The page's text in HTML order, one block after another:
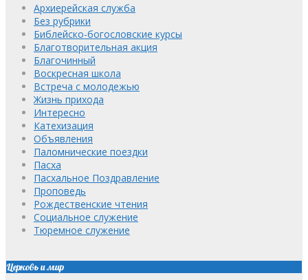
Архиерейская служба
Без рубрики
Библейско-богословские курсы
Благотворительная акция
Благочинный
Воскресная школа
Встреча с молодежью
Жизнь прихода
Интересно
Катехизация
Объявления
Паломнические поездки
Пасха
Пасхальное Поздравление
Проповедь
Рождественские чтения
Социальное служение
Тюремное служение
Церковь и мир